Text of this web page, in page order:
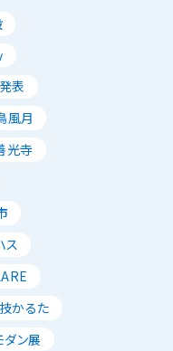
表
風月
光寺
ス
かるた
ダン展